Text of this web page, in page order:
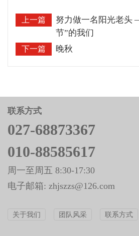
上一篇
努力做一名阳光老头
节”的我们
下一篇 晚秋
联系方式
027-68873367
010-88585617
周一至周五 8:30-17:30
电子邮箱: zhjszzs@126.com
关于我们 团队风采 联系方式